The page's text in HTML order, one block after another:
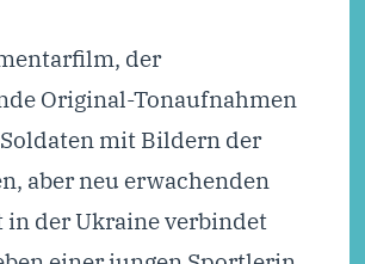
der
Original-Tonaufnahmen
mit Bildern der
aber neu erwachenden
in der Ukraine verbindet